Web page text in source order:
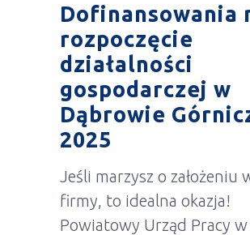
Dofinansowania
rozpoczęcie
działalności
gospodarczej w
Dąbrowie
2025
Jeśli marzysz o założeniu
firmy, to idealna okazja!
Powiatowy Urząd Pracy w